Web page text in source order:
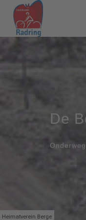
Heimatverein Berge
De